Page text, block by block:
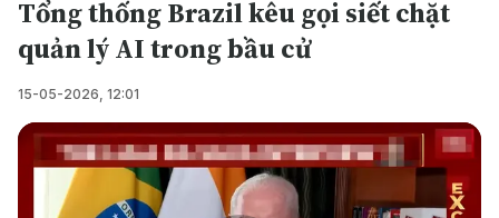
Tổng thống Brazil kêu gọi siết chặt
quản lý AI trong bầu cử
15-05-2026, 12:01